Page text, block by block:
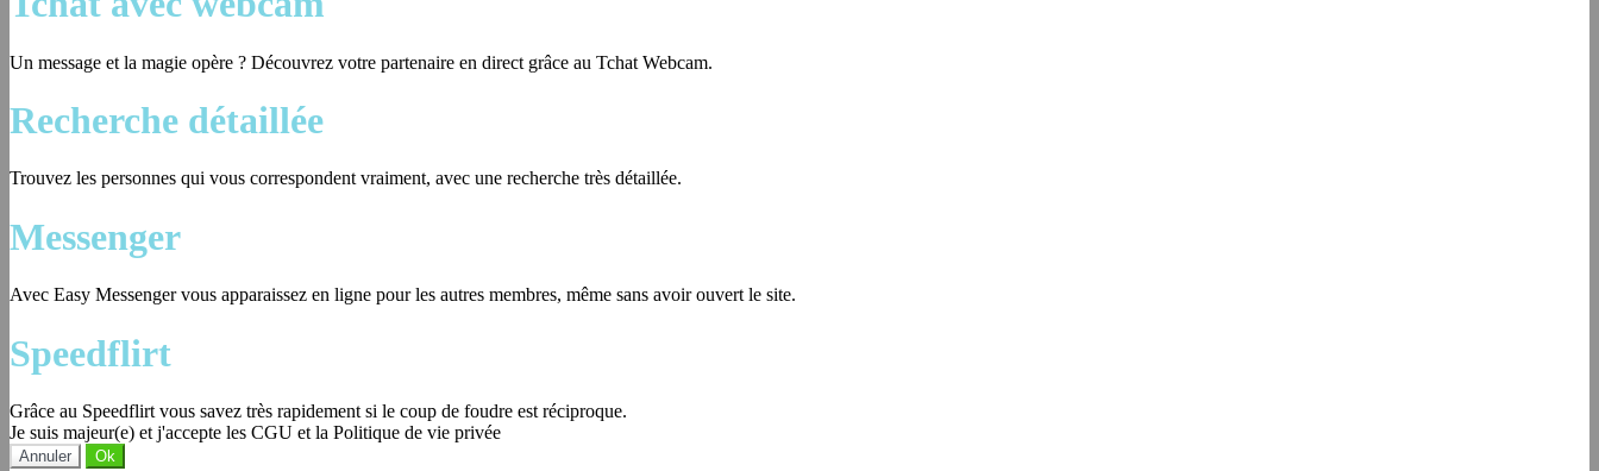
Un message et la magie opère ? Découvrez votre partenaire en direct grâce au Tchat Webcam.
Recherche détaillée
Trouvez les personnes qui vous correspondent vraiment, avec une recherche très détaillée.
Messenger
Avec Easy Messenger vous apparaissez en ligne pour les autres membres, même sans avoir ouvert le site.
Speedflirt
Grâce au Speedflirt vous savez très rapidement si le coup de foudre est réciproque.
Je suis majeur(e) et j'accepte les CGU et la Politique de vie privée
Annuler Ok